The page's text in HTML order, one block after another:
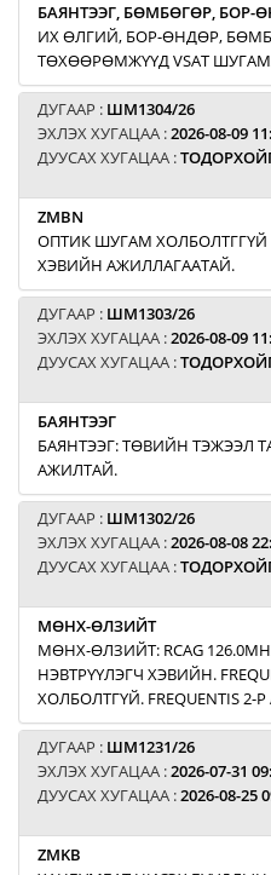
БАЯНТЭЭГ, БӨМБӨГӨР, БОР-
ИХ ӨЛГИЙ, БОР-ӨНДӨР,
ТӨХӨӨРӨМЖҮҮД VSAT
ДУГААР : ШМ1304/26
ЭХЛЭХ ХУГАЦАА :2026-08-09
ДУУСАХ ХУГАЦАА :
ZMBN
ОПТИК ШУГАМ
ХЭВИЙН АЖИЛЛАГААТАЙ.
ДУГААР : ШМ1303/26
ЭХЛЭХ ХУГАЦАА :2026-08-09
ДУУСАХ ХУГАЦАА :
БАЯНТЭЭГ
БАЯНТЭЭГ: ТӨВИЙН ТЭЖЭЭЛ
АЖИЛТАЙ.
ДУГААР : ШМ1302/26
ЭХЛЭХ ХУГАЦАА :2026-08-08
ДУУСАХ ХУГАЦАА :
МӨНХ-ӨЛЗИЙТ
МӨНХ-ӨЛЗИЙТ: RCAG
НЭВТРҮҮЛЭГЧ ХЭВИЙН.
ХОЛБОЛТГҮЙ. FREQUENTIS
ДУГААР : ШМ1231/26
ЭХЛЭХ ХУГАЦАА :2026-07-31
ДУУСАХ ХУГАЦАА :2026-08-25
ZMKB